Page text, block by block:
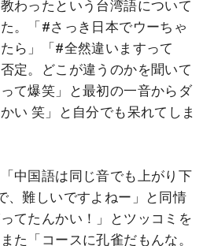
わったという台湾語について
。「#さっき日本でウーちゃ
ら」「#全然違いますって
定。どこが違うのかを聞いて
て爆笑」と最初の一音からダ
い 笑」と自分でも呆れてしま
中国語は同じ音でも上がり下
、難しいですよねー」と同情
てたんかい！」とツッコミを
た「コースに孔雀だもんな。